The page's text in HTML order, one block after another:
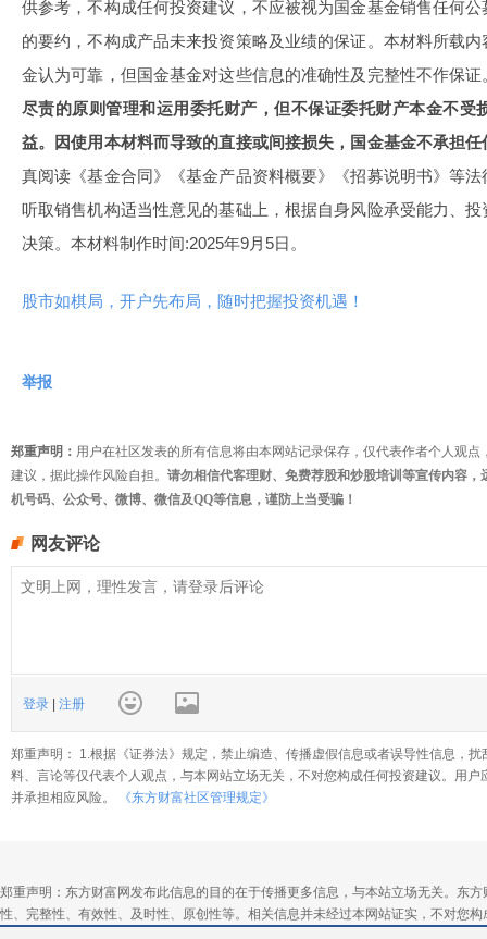
供参考，不构成任何投资建议，不应被视为国金基金销售任何
的要约，不构成产品未来投资策略及业绩的保证。本材料所载
金认为可靠，但国金基金对这些信息的准确性及完整性不作保证
尽责的原则管理和运用委托财产，但不保证委托财产本金不受
益。因使用本材料而导致的直接或间接损失，国金基金不承担任
真阅读《基金合同》《基金产品资料概要》《招募说明书》等
听取销售机构适当性意见的基础上，根据自身风险承受能力、
决策。本材料制作时间:2025年9月5日。
股市如棋局，开户先布局，随时把握投资机遇！
举报
郑重声明： 用户在社区发表的所有信息将由本网站记录保存，仅代表作者个人观
建议，据此操作风险自担。 请勿相信代客理财、免费荐股和炒股培训等宣传内容
机号码、公众号、微博、微信及QQ等信息，谨防上当受骗！
网友评论
登录 | 注册
郑重声明： 1.根据《证券法》规定，禁止编造、传播虚假信息或者误导性信息，
料、言论等仅代表个人观点，与本网站立场无关，不对您构成任何投资建议。用
并承担相应风险。
《东方财富社区管理规定》
郑重声明：东方财富网发布此信息的目的在于传播更多信息，与本站立场无关。东
性、完整性、有效性、及时性、原创性等。相关信息并未经过本网站证实，不对您